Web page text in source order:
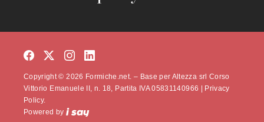
Copyright © 2026 Formiche.net. – Base per Altezza srl Corso
Vittorio Emanuele II, n. 18, Partita IVA 05831140966 |
Privacy
Policy.
Powered by